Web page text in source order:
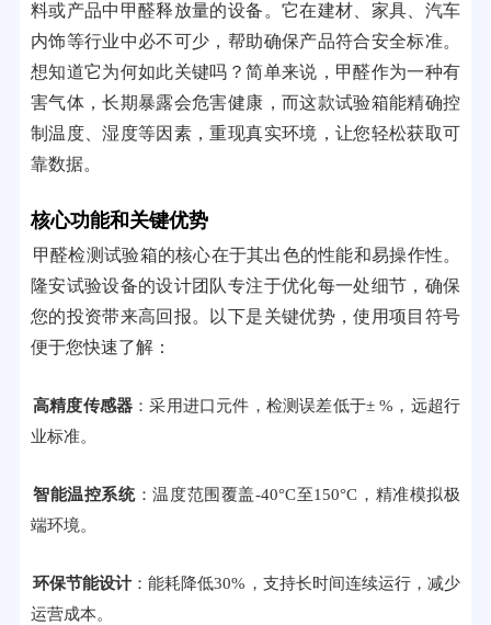
料或产品中甲醛释放量的设备。它在建材、家具、汽车
内饰等行业中必不可少，帮助确保产品符合安全标准。
想知道它为何如此关键吗？简单来说，甲醛作为一种有
害气体，长期暴露会危害健康，而这款试验箱能精确控
制温度、湿度等因素，重现真实环境，让您轻松获取可
靠数据。
核心功能和关键优势
甲醛检测试验箱的核心在于其出色的性能和易操作性。
隆安试验设备的设计团队专注于优化每一处细节，确保
您的投资带来高回报。以下是关键优势，使用项目符号
便于您快速了解：
高精度传感器 ：采用进口元件，检测误差低于± %，远超行
业标准。
智能温控系统：温度范围覆盖-40°C至150°C，精准模拟极
端环境。
环保节能设计：能耗降低30%，支持长时间连续运行，减少
运营成本。